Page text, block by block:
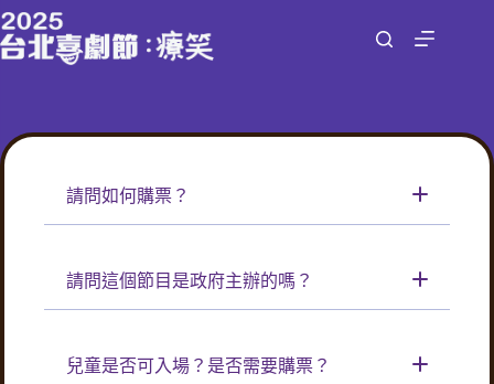
跳
至
容
請問如何購票？
請問這個節目是政府主辦的嗎？
兒童是否可入場？是否需要購票？